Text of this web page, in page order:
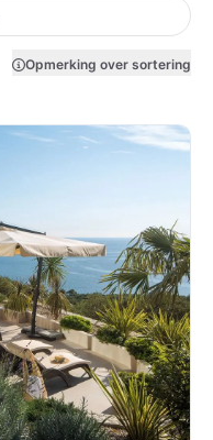
Opmerking over sortering